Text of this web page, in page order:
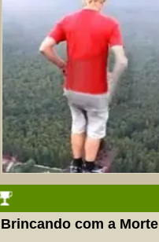
Brincando com a Morte